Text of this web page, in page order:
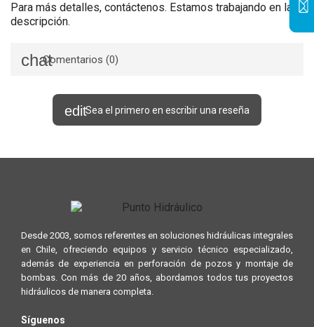
Para más detalles, contáctenos. Estamos trabajando en la
descripción.
Comentarios (0)
Sea el primero en escribir una reseña
Desde 2003, somos referentes en soluciones hidráulicas integrales
en Chile, ofreciendo equipos y servicio técnico especializado,
además de experiencia en perforación de pozos y montaje de
bombas. Con más de 20 años, abordamos todos tus proyectos
hidráulicos de manera completa.
Síguenos